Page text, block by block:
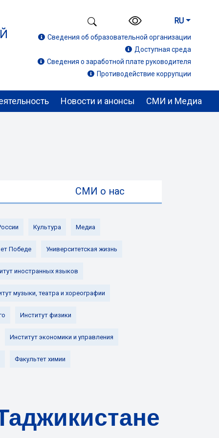
RU
Сведения об образовательной организации
Доступная среда
Сведения о заработной плате руководителя
Противодействие коррупции
Новости и анонсы СМИ и Медиа
СМИ о нас
Культура Медиа
Победе Университетская жизнь
иностранных языков
музыки, театра и хореографии
Институт физики
Институт экономики и управления
Факультет химии